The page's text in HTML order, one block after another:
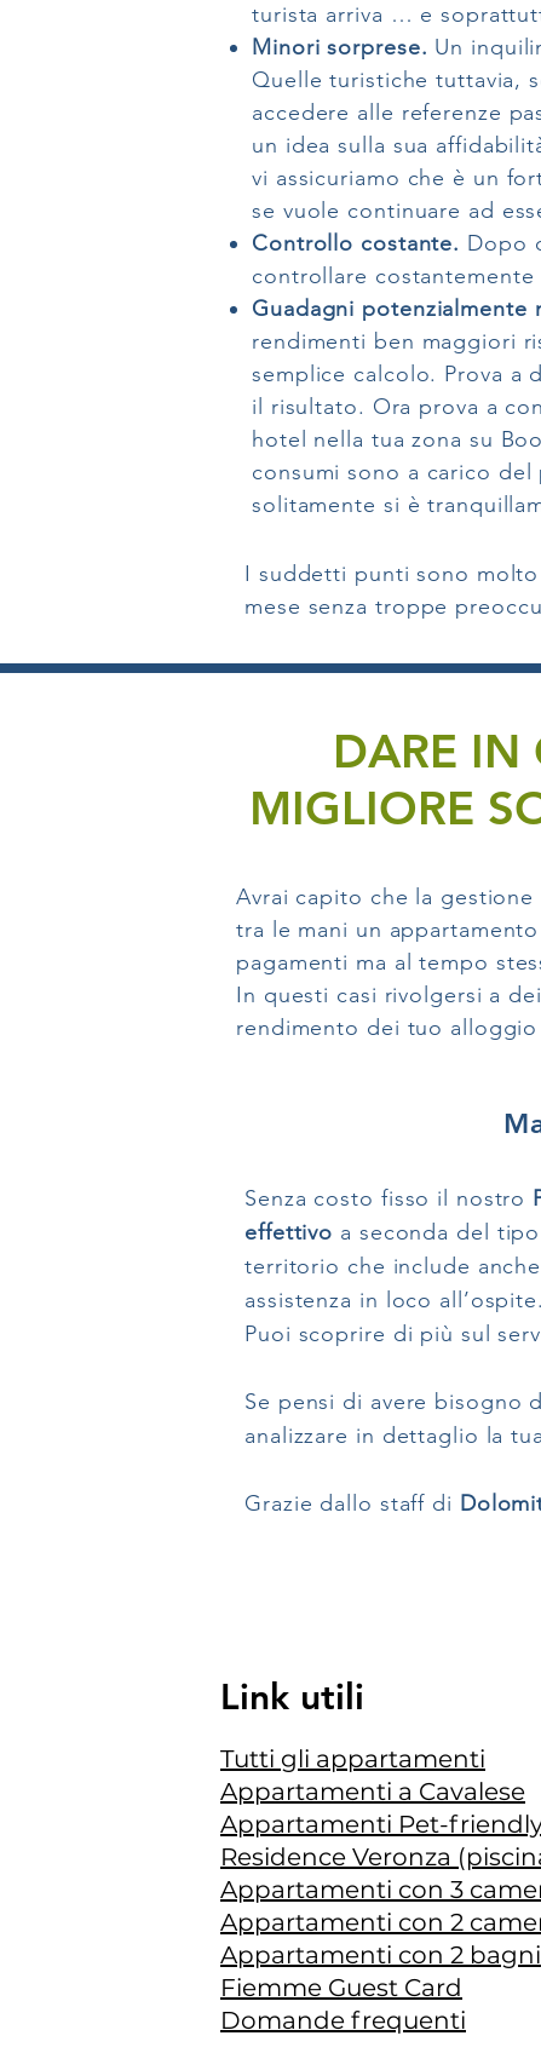
turista arriva … e
Minori sorprese. Un
Quelle turistiche tuttavia,
accedere alle referenze
un idea sulla sua
vi assicuriamo che è un
se vuole continuare ad
Controllo costante. Dopo
controllare
Guadagni potenzialmente
rendimenti ben maggiori
semplice calcolo. Prova a
il risultato. Ora prova a
hotel nella tua zona su
consumi sono a carico
solitamente si è
I suddetti punti sono
mese senza troppe
DARE IN
MIGLIORE
Avrai capito che la
tra le mani un
pagamenti ma al tempo
In questi casi rivolgersi a
rendimento dei tuo
Senza costo fisso il nostro
effettivo a seconda del
territorio che include
assistenza in loco all’ospite.
Puoi scoprire di più sul
Se pensi di avere bisogno
analizzare in dettaglio la
Grazie dallo staff di
Link utili
Tutti gli appartamenti
Appartamenti a Cavalese
Appartamenti Pet-
Residence Veronza
Appartamenti con 3
Appartamenti con 2
Appartamenti con 2 bagni
Fiemme Guest Card
Domande frequenti